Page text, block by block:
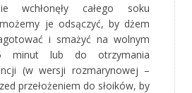
wchłonęły całego soku
je odsączyć, by dżem
i smażyć na wolnym
minut lub do otrzymania
(w wersji rozmarynowej –
przełożeniem do słoików, by